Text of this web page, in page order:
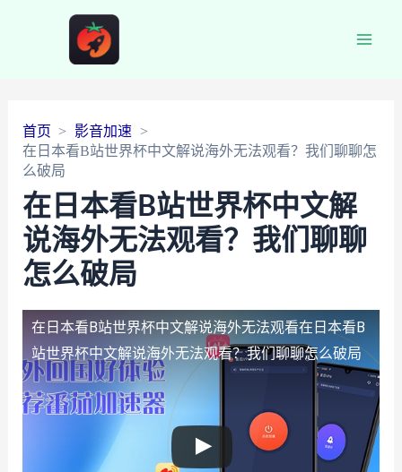
首页
影音加速
在日本看B站世界杯中文解说海外无法观看？我们聊聊怎
么破局
在日本看B站世界杯中文解
说海外无法观看？我们聊聊
怎么破局
在日本看B站世界杯中文解说海外无法观看在日本看B
站世界杯中文解说海外无法观看？我们聊聊怎么破局